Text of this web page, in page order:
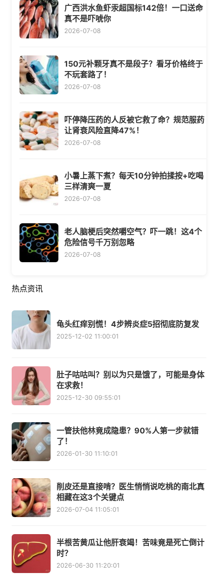
广西洪水鱼虾汞超国标142倍！一口送命
真不是吓唬你
2026-07-08
150元补颗牙真不是段子？看牙价格终于
不玩套路了！
2026-07-08
吓停降压药的人反被它救了命？规范服药
让肾衰风险直降47%！
2026-07-08
小暑上蒸下煮？每天10分钟拍揉按+吃喝
三样清爽一夏
2026-07-08
老人脑梗后突然嚼空气？吓一跳！这4个
危险信号千万别忽略
2026-07-08
热点资讯
龟头红痒别慌！4步辨炎症5招彻底防复发
2025-12-02 11:00:01
肚子咕咕叫？别以为只是饿了，可能是身体
在求救！
2025-12-30 09:55:01
一管扶他林竟成隐患？90%人第一步就错
了！
2026-01-30 11:10:01
削皮还是直接啃？医生悄悄说吃桃的南北真
相藏在这3个关键点
2026-07-04 11:05:01
半根苦黄瓜让他肝衰竭！苦味竟是死亡倒计
时？
2026-06-30 11:20:01